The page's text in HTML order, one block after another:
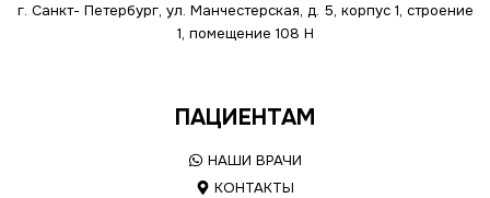
г. Санкт- Петербург, ул. Манчестерская, д. 5, корпус 1, строение
1, помещение 108 Н
ПАЦИЕНТАМ
НАШИ ВРАЧИ
КОНТАКТЫ